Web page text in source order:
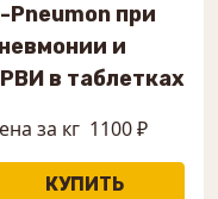
Pneumon при
и
в таблетках
за кг 1100 ₽